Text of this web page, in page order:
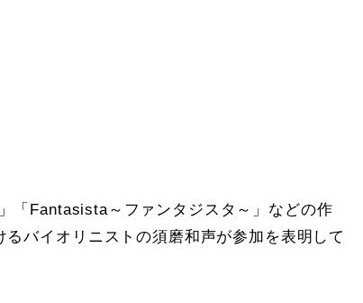
「Fantasista～ファンタジスタ～」などの作
バイオリニストの須磨和声が参加を表明して